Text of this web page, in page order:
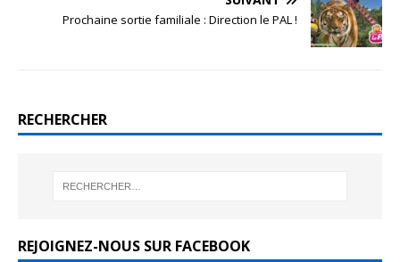
Prochaine sortie familiale : Direction le PAL !
RECHERCHER
REJOIGNEZ-NOUS SUR FACEBOOK